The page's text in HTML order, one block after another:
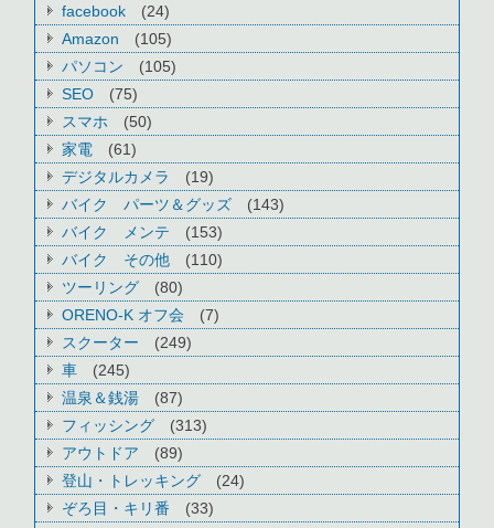
facebook
(24)
Amazon
(105)
パソコン
(105)
SEO
(75)
スマホ
(50)
家電
(61)
デジタルカメラ
(19)
バイク パーツ＆グッズ
(143)
バイク メンテ
(153)
バイク その他
(110)
ツーリング
(80)
ORENO-K オフ会
(7)
スクーター
(249)
車
(245)
温泉＆銭湯
(87)
フィッシング
(313)
アウトドア
(89)
登山・トレッキング
(24)
ぞろ目・キリ番
(33)